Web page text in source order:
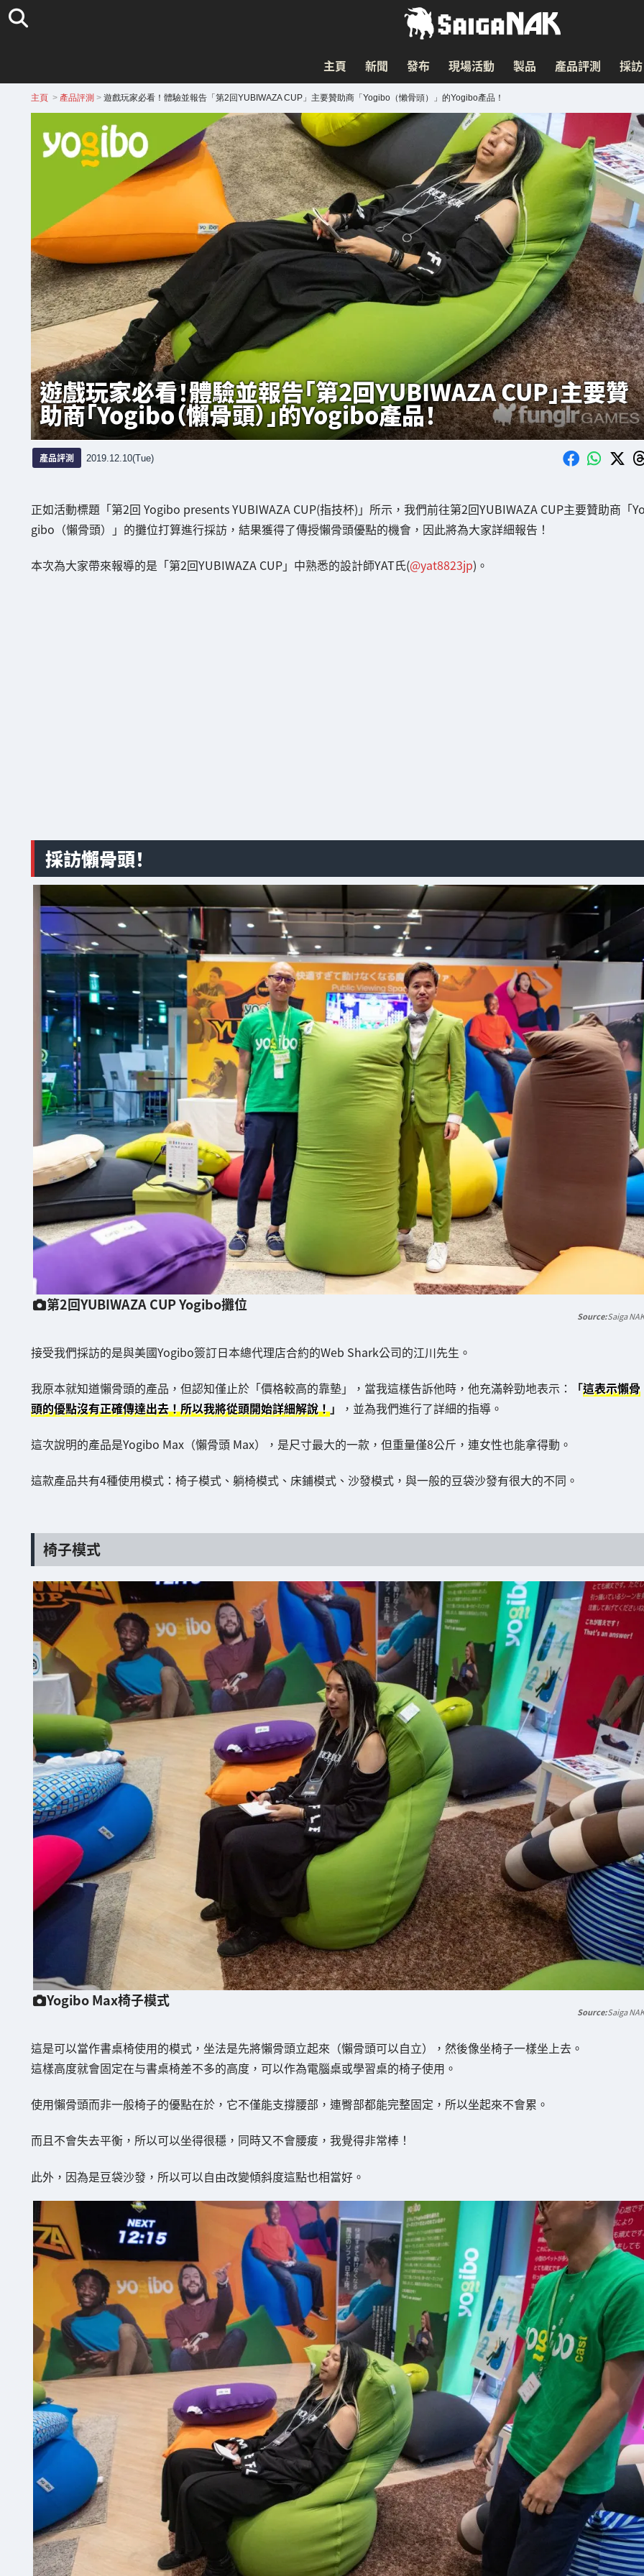
主頁 新聞 發布 現場活動 製品 產品評測 採訪
主頁 > 產品評測 > 遊戲玩家必看！體驗並報告「第2回YUBIWAZA CUP」主要贊助商「Yogibo（懶骨頭）」的Yogibo產品！
遊戲玩家必看！體驗並報告「第2回YUBIWAZA CUP」主要贊
助商「Yogibo（懶骨頭）」的Yogibo產品！
產品評測 2019.12.10(Tue)
正如活動標題「第2回 Yogibo presents YUBIWAZA CUP(指技杯)」所示，我們前往第2回YUBIWAZA CUP主要贊助商「
gibo（懶骨頭）」的攤位打算進行採訪，結果獲得了傳授懶骨頭優點的機會，因此將為大家詳細報告！
本次為大家帶來報導的是「第2回YUBIWAZA CUP」中熟悉的設計師YAT氏(@yat8823jp)。
採訪懶骨頭！
第2回YUBIWAZA CUP Yogibo攤位
Saiga NAK
接受我們採訪的是與美國Yogibo簽訂日本總代理店合約的Web Shark公司的江川先生。
我原本就知道懶骨頭的產品，但認知僅止於「價格較高的靠墊」，當我這樣告訴他時，他充滿幹勁地表示： 「這表示懶骨
頭的優點沒有正確傳達出去！所以我將從頭開始詳細解說！」 ，並為我們進行了詳細的指導。
這次說明的產品是Yogibo Max（懶骨頭 Max），是尺寸最大的一款，但重量僅8公斤，連女性也能拿得動。
這款產品共有4種使用模式：椅子模式、躺椅模式、床鋪模式、沙發模式，與一般的豆袋沙發有很大的不同。
椅子模式
Yogibo Max椅子模式
Saiga NAK
這是可以當作書桌椅使用的模式，坐法是先將懶骨頭立起來（懶骨頭可以自立），然後像坐椅子一樣坐上去。
這樣高度就會固定在与書桌椅差不多的高度，可以作為電腦桌或學習桌的椅子使用。
使用懶骨頭而非一般椅子的優點在於，它不僅能支撐腰部，連臀部都能完整固定，所以坐起來不會累。
而且不會失去平衡，所以可以坐得很穩，同時又不會腰痠，我覺得非常棒！
此外，因為是豆袋沙發，所以可以自由改變傾斜度這點也相當好。